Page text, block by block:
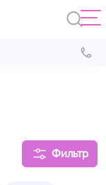
Фильтр